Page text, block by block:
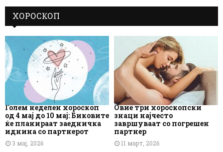
ХОРОСКОП
Голем неделен хороскоп
од 4 мај до 10 мај: Биковите
ќе планираат заедничка
иднина со партнерот
3 мај, 2026
Овие три хороскопски
знаци најчесто
завршуваат со погрешен
партнер
11 март, 2026